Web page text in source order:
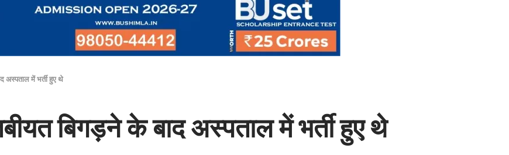
अस्पताल में भर्ती हुए थे
बिगड़ने के बाद अस्पताल में भर्ती हुए थे